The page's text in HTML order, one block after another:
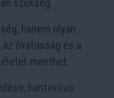
hanem olyan
óvatosság és a
menthet.
hantavírus